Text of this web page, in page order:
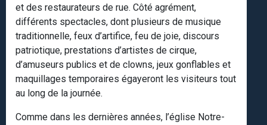
et des restaurateurs de rue. Côté agrément,
différents spectacles, dont plusieurs de musique
traditionnelle, feux d’artifice, feu de joie, discours
patriotique, prestations d’artistes de cirque,
d’amuseurs publics et de clowns, jeux gonflables et
maquillages temporaires égayeront les visiteurs tout
au long de la journée.
Comme dans les dernières années, l’église Notre-